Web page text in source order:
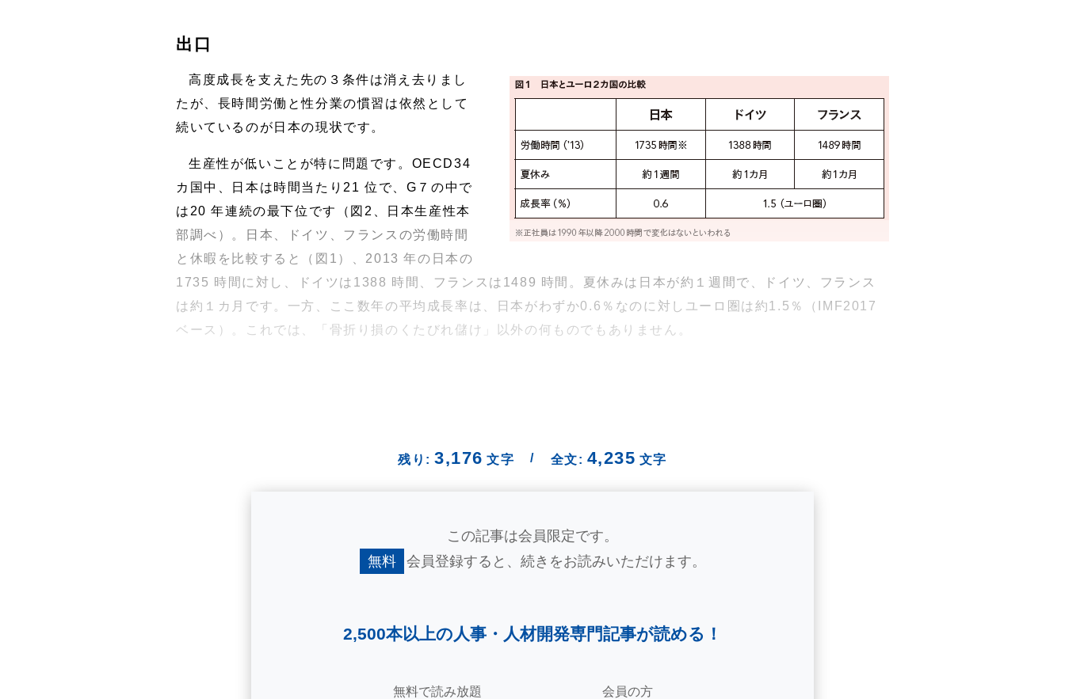
出口
高度成長を支えた先の３条件は消え去りまし
たが、長時間労働と性分業の慣習は依然として
続いているのが日本の現状です。
生産性が低いことが特に問題です。OECD34
カ国中、日本は時間当たり21 位で、G７の中で
は20 年連続の最下位です（図2、日本生産性本
部調べ）。日本、ドイツ、フランスの労働時間
と休暇を比較すると（図1）、2013 年の日本の
1735 時間に対し、ドイツは1388 時間、フランスは1489 時間。夏休みは日本が約１週間で、ドイツ、フランス
は約１カ月です。一方、ここ数年の平均成長率は、日本がわずか0.6％なのに対しユーロ圏は約1.5％（IMF2017
ベース）。これでは、「骨折り損のくたびれ儲け」以外の何ものでもありません。
残り: 3,176 文字 / 全文: 4,235 文字
この記事は会員限定です。
無料
会員登録すると、 続きをお読みいただけます。
2,500本以上の人事・ 人材開発専門記事が読める！
無料で読み放題 会員の方